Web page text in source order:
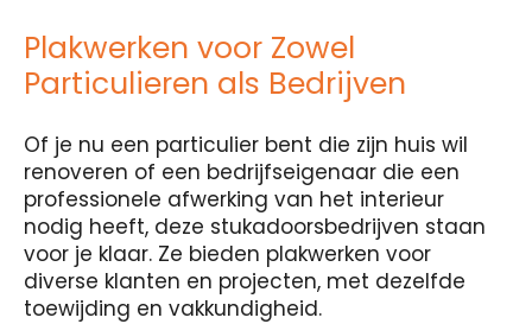
Plakwerken voor Zowel
Particulieren als Bedrijven
Of je nu een particulier bent die zijn huis wil
renoveren of een bedrijfseigenaar die een
professionele afwerking van het interieur
nodig heeft, deze stukadoorsbedrijven staan
voor je klaar. Ze bieden plakwerken voor
diverse klanten en projecten, met dezelfde
toewijding en vakkundigheid.